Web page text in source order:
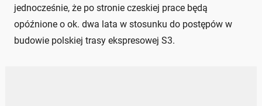
jednocześnie, że po stronie czeskiej prace będą
opóźnione o ok. dwa lata w stosunku do postępów w
budowie polskiej trasy ekspresowej S3.